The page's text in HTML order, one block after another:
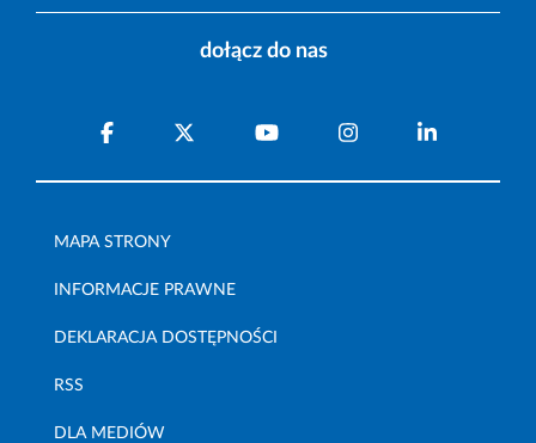
dołącz do nas
MAPA STRONY
INFORMACJE PRAWNE
DEKLARACJA DOSTĘPNOŚCI
RSS
DLA MEDIÓW